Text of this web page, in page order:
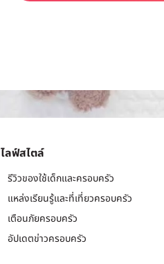
ไลฟ์สไตล์
รีวิวของใช้เด็กและครอบครัว
แหล่งเรียนรู้และที่เที่ยวครอบครัว
เตือนภัยครอบครัว
อัปเดตข่าวครอบครัว